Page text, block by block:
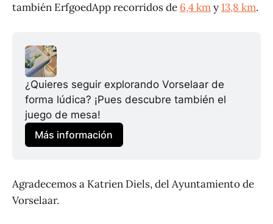
también ErfgoedApp recorridos de 6,4 kmy13,8 km.
¿Quieres seguir explorando Vorselaar de
forma lúdica? ¡Pues descubre también el
juego de mesa!
Más información
Agradecemos a Katrien Diels, del Ayuntamiento de
Vorselaar.